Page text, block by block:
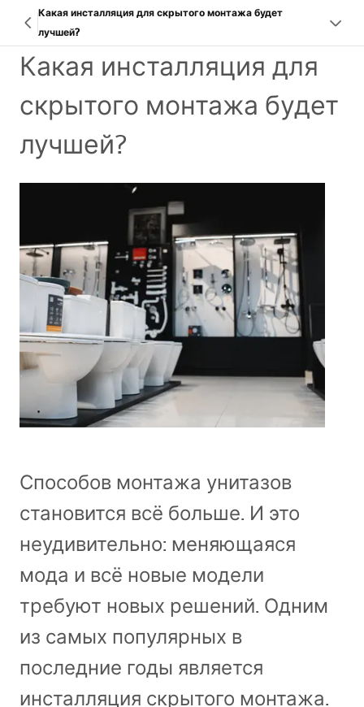
Какая инсталляция для скрытого монтажа будет
лучшей?
Какая инсталляция для
скрытого монтажа будет
лучшей?
Способов монтажа унитазов
становится всё больше. И это
неудивительно: меняющаяся
мода и всё новые модели
требуют новых решений. Одним
из самых популярных в
последние годы является
инсталляция скрытого монтажа.